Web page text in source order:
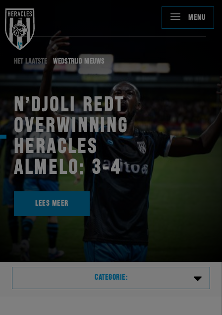
MENU
HET LAATSTE WEDSTRIJD NIEUWS
N’DJOLI REDT
OVERWINNING
HERACLES
ALMELO: 3-4
LEES MEER
CATEGORIE: